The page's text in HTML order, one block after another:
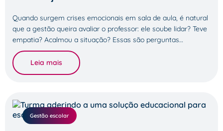
Quando surgem crises emocionais em sala de aula, é natural
que a gestão queira avaliar o professor: ele soube lidar? Teve
empatia? Acalmou a situação? Essas são perguntas…
Leia mais
Gestão escolar